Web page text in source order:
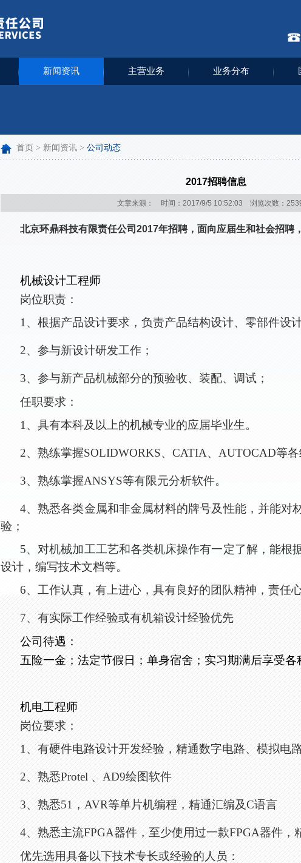
新闻资讯 主营业务 业务分布
首页 > 新闻资讯 > 公司动态
2017招聘信息
文章来源： 时间：2017/9/5 10:52:03 浏览次数：
北京环鼎科技有限责任公司2017年招聘，面向应届生和社会招聘
机械设计工程师
岗位职责：
1 、根据产品设计要求，负责产品结构设计、零部件设计
2、参与新设计研发工作；
3、参与新产品机械部分的预验收、装配、调试；
任职要求：
1、 具有本科及以上的机械专业的应届毕业生。
2、 熟练掌握SOLIDWORKS、 CATIA、 AUTOCAD等各
3、 熟练掌握ANSYS等有限元分析软件。
4、熟悉各类金属和非金属材料的牌号及性能，并能对
验；
5、对机械加工工艺和各类机床操作有一定了解，能根
设计，编写技术文档等。
6、 工作认真，有上进心，具有良好的团队精神，责任心
7、 有实际工作经验或有机箱设计经验优先
公司待遇：
五险一金；法定节假日；单身宿舍；实习期满后享受各
机电工程师
岗位要求：
1、 有硬件电路设计开发经验，精通数字电路、模拟电
2、 熟悉Protel 、 AD9绘图软件
3、 熟悉51 ， AVR等单片机编程，精通汇编及C语言
4、 熟悉主流FPGA器件，至少使用过一款FPGA器件，
优先选用具备以下技术专长或经验的人员：